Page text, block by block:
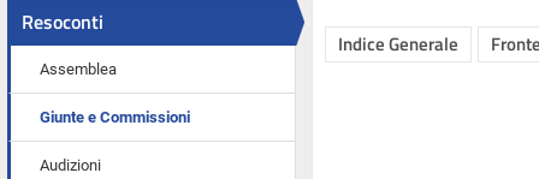
Resoconti
Assemblea
Giunte e Commissioni
Audizioni
Indice Generale